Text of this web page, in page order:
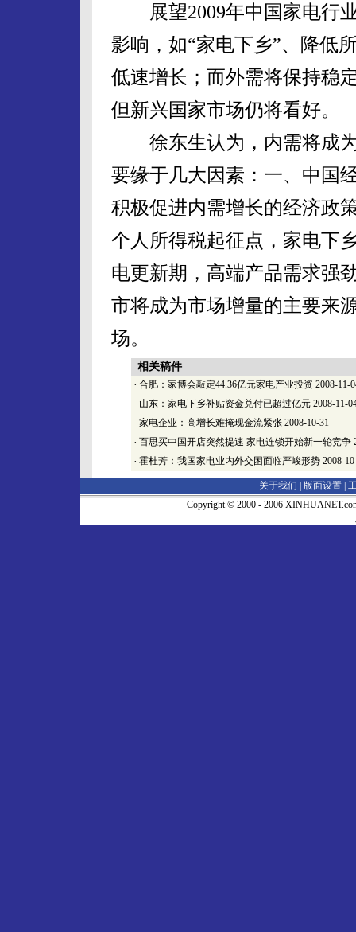
展望2009年中国家电行业
影响，如“家电下乡”、降低
低速增长；而外需将保持稳
但新兴国家市场仍将看好。
徐东生认为，内需将成为
要缘于几大因素：一、中国
积极促进内需增长的经济政
个人所得税起征点，家电下
电更新期，高端产品需求强
市将成为市场增量的主要来
场。
相关稿件
· 合肥：家博会敲定44.36亿元家电产业投资 2008-11-
· 山东：家电下乡补贴资金兑付已超过亿元 2008-11-
· 家电企业：高增长难掩现金流紧张 2008-10-31
· 百思买中国开店突然提速 家电连锁开始新一轮竞争
· 霍杜芳：我国家电业内外交困面临严峻形势 2008-
关于我们 | 版面设置
Copyright © 2000 - 2006